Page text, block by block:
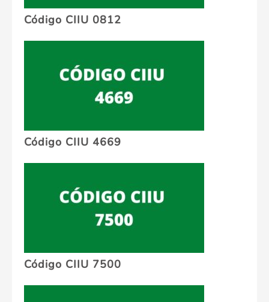
Código CIIU 0812
Código CIIU 4669
Código CIIU 7500